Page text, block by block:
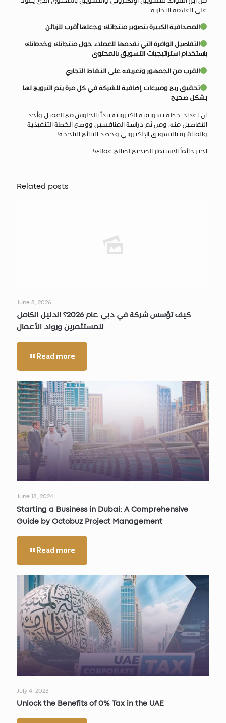
على العلامة التجارية:
المصداقية الكبيرة بتصوير منتجاتك وجعلها أقرب للزبائن
التفاصيل الوافرة التي نقدمها للعملاء حول منتجاتك وخدماتك
باستخدام استراتيجيات التسويق بالمحتوى
القرب من الجمهور وتعريفه على النشاط التجاري
تحقيق ربح ومبيعات إضافية للشركة في كل مرة يتم الترويج لها
بشكل صحيح
إن إعداد خطة تسويقية الكترونية تبدأ بالجلوس مع العميل وأخذ
التفاصيل منه، ومن ثم دراسة المنافسين ووضع الخطة التنفيذية
والمباشرة بالتسويق الإلكتروني وحصد النتائج الناجحة!
اختر دائماً الاستثمار الصحيح لصالح عملك!
Related posts
June 8, 2026
كيف تؤسس شركة في دبي عام 2026؟ الدليل الكامل
للمستثمرين ورواد الأعمال
Read more
June 18, 2024
Starting a Business in Dubai: A Comprehensive
Guide by Octobuz Project Management
Read more
July 4, 2023
Unlock the Benefits of 0% Tax in the UAE